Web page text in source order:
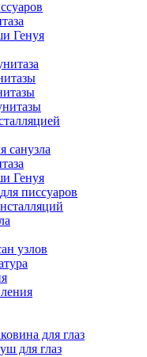
Генуя
санузла
Генуя
писсуаров
узлов
для глаз
для глаз